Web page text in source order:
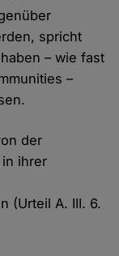
spricht
– wie fast
–
der
ihrer
(Urteil A. III. 6.